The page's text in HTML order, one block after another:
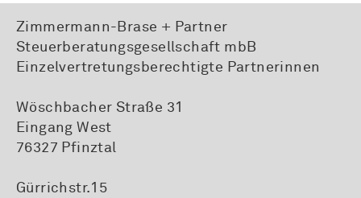
Zimmermann-Brase + Partner
Steuerberatungsgesellschaft mbB
Einzelvertretungsberechtigte Partnerinnen
Wöschbacher Straße 31
Eingang West
76327 Pfinztal
Gürrichstr.15